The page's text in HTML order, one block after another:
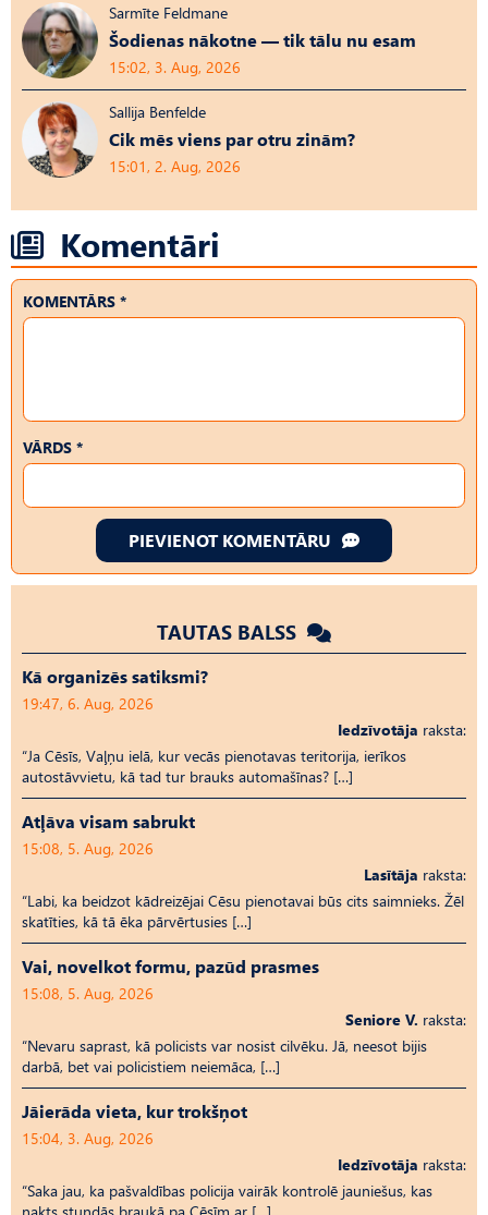
Sarmīte Feldmane
Šodienas nākotne — tik tālu nu esam
15:02, 3. Aug, 2026
Sallija Benfelde
Cik mēs viens par otru zinām?
15:01, 2. Aug, 2026
Komentāri
KOMENTĀRS *
VĀRDS *
PIEVIENOT KOMENTĀRU
TAUTAS BALSS
Kā organizēs satiksmi?
19:47, 6. Aug, 2026
Iedzīvotāja raksta:
“Ja Cēsīs, Vaļņu ielā, kur vecās pienotavas teritorija, ierīkos
autostāvvietu, kā tad tur brauks automašīnas? […]
Atļāva visam sabrukt
15:08, 5. Aug, 2026
Lasītāja raksta:
“Labi, ka beidzot kādreizējai Cēsu pienotavai būs cits saimnieks. Žēl
skatīties, kā tā ēka pārvērtusies […]
Vai, novelkot formu, pazūd prasmes
15:08, 5. Aug, 2026
Seniore V. raksta:
“Nevaru saprast, kā policists var nosist cilvēku. Jā, neesot bijis
darbā, bet vai policistiem neiemāca, […]
Jāierāda vieta, kur trokšņot
15:04, 3. Aug, 2026
Iedzīvotāja raksta:
“Saka jau, ka pašvaldības policija vairāk kontrolē jauniešus, kas